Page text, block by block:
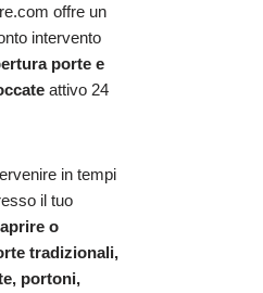
offre un
intervento
porte e
attivo 24
in tempi
il tuo
aprire o
tradizionali,
portoni,